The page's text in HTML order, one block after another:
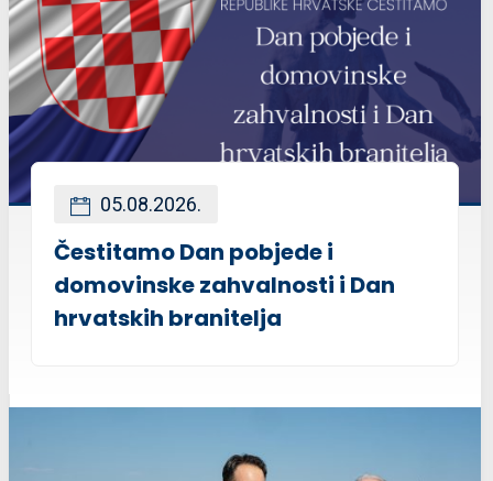
05.08.2026.
Čestitamo Dan pobjede i
domovinske zahvalnosti i Dan
hrvatskih branitelja